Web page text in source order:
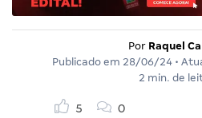
Por Raquel
Publicado em 28/06/24 •
2 min. de
5 0